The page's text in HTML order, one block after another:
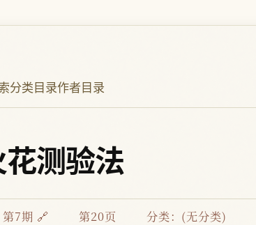
分类目录作者目录
测验法
第7期 🔗 第20页 分类：(无分类)